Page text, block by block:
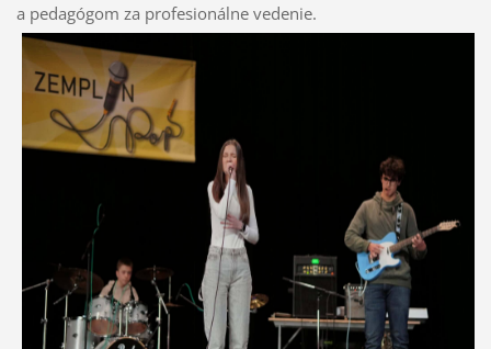
a pedagógom za profesionálne vedenie.